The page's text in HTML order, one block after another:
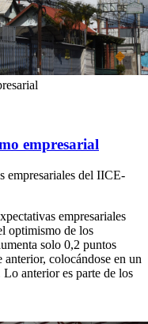
empresarial
empresariales del IICE-
empresariales
optimismo de los
solo 0,2 puntos
anterior, colocándose en un
anterior es parte de los